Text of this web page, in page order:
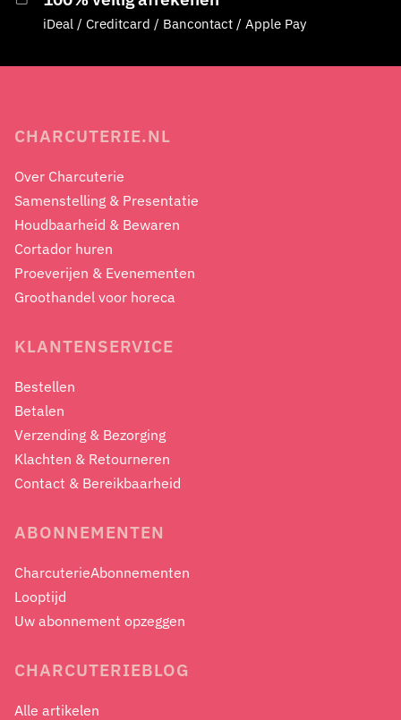
iDeal / Creditcard / Bancontact / Apple Pay
CHARCUTERIE.NL
Over Charcuterie
Samenstelling & Presentatie
Houdbaarheid & Bewaren
Cortador huren
Proeverijen & Evenementen
Groothandel voor horeca
KLANTENSERVICE
Bestellen
Betalen
Verzending & Bezorging
Klachten & Retourneren
Contact & Bereikbaarheid
ABONNEMENTEN
CharcuterieAbonnementen
Looptijd
Uw abonnement opzeggen
CHARCUTERIEBLOG
Alle artikelen